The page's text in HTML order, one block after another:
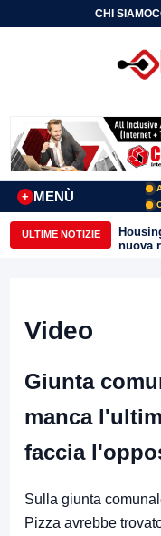
CHI SIAMO
MENÙ
+
ULTIME NOTIZIE
nuova
del
Video
Giunta
manca
faccia
Sulla giunta
Pizza avrebbe